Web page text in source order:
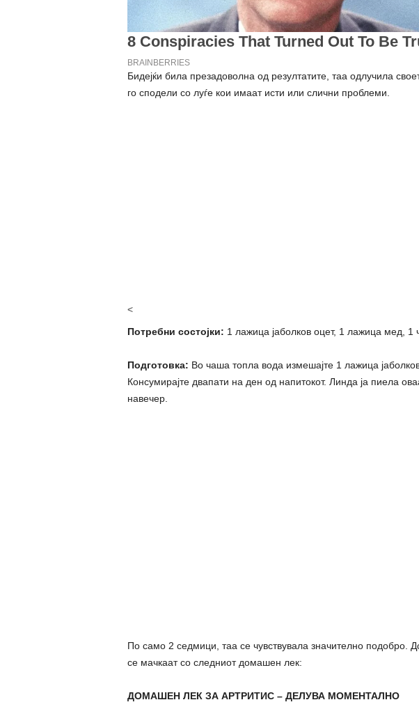
Бидејќи била презадоволна од резултатите, таа одлучила
го сподели со луѓе кои имаат исти или слични проблеми.
<
Потребни состојки: 1 лажица јаболков оцет, 1 лажица мед, 1
Подготовка: Во чаша топла вода измешајте 1 лажица
Конcyмирајте двапати на ден од напитокот. Линда ја пиела
навечер.
По само 2 седмици, таа се чувствувала значително подобро.
се мачкаат со следниот домашен лек:
ДОМАШЕН ЛЕК ЗА АРТРИТИС – ДЕЛУВА МОМЕНТАЛНО